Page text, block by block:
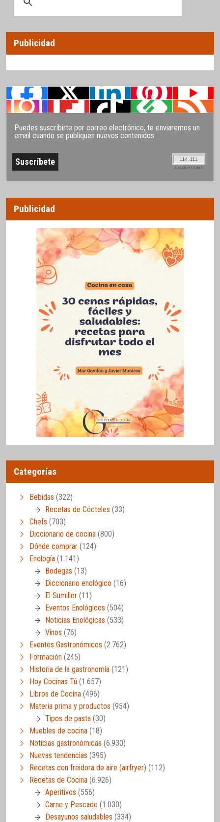
Publicidad
Puedes suscribirte por correo electrónico, te enviaremos un
email cuando se publiquen nuevos contenidos
114.111
SUSCRIPTORES
Publicidad
Categorías
Bebidas (322)
Recetas de Cócteles (33)
Chefs (703)
Diccionario de cocina (800)
Dónde comprar (124)
Enología (1.141)
Bodegas (13)
Diccionario enológico (16)
El Sumiller (11)
Eventos Enológicos (504)
Noticias Enológicas (533)
Vinos (76)
Eventos Gastronómicos (2.762)
Formación (245)
Historia de la gastronomía (121)
Hoy Cocinas Tú (1.657)
Libros de Cocina (496)
Materia prima y productos (954)
Tipos de pasta (30)
Muebles de cocina (18)
Noticias gastronómicas (6.930)
Nuevas tendencias (395)
Recetas con freidora de aire (airfryer) (112)
Recetas de Cocina (6.926)
Aperitivos (556)
Carne y Pescado (1.030)
Desayunos saludables (334)